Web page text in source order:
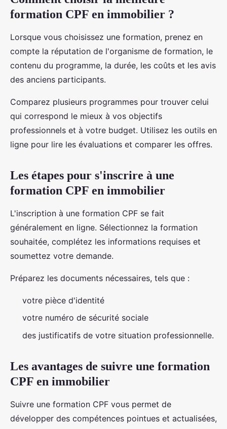
formation CPF en immobilier ?
Lorsque vous choisissez une formation, prenez en
compte la réputation de l'organisme de formation, le
contenu du programme, la durée, les coûts et les avis
des anciens participants.
Comparez plusieurs programmes pour trouver celui
qui correspond le mieux à vos objectifs
professionnels et à votre budget. Utilisez les outils en
ligne pour lire les évaluations et comparer les offres.
Les étapes pour s'inscrire à une
formation CPF en immobilier
L'inscription à une formation CPF se fait
généralement en ligne. Sélectionnez la formation
souhaitée, complétez les informations requises et
soumettez votre demande.
Préparez les documents nécessaires, tels que :
votre pièce d'identité
votre numéro de sécurité sociale
des justificatifs de votre situation professionnelle.
Les avantages de suivre une formation
CPF en immobilier
Suivre une formation CPF vous permet de
développer des compétences pointues et actualisées,